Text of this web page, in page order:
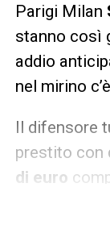
Parigi Milan
stanno così
addio
nel mirino
Il difensore
prestito con
di euro
dall’uscita